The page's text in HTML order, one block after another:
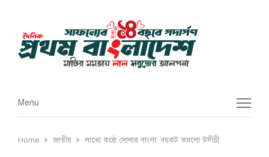
Menu
Menu
Home জাতীয় লাখো কণ্ঠে সোনার বাংলা’ বয়কট করলো উদীচী